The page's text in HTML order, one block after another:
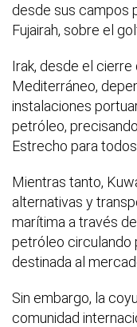
desde sus campos
Fujairah, sobre el
Irak, desde el
Mediterráneo,
instalaciones
petróleo,
Estrecho para
Mientras tanto,
alternativas y
marítima a través
petróleo circulando
destinada al
Sin embargo, la
comunidad